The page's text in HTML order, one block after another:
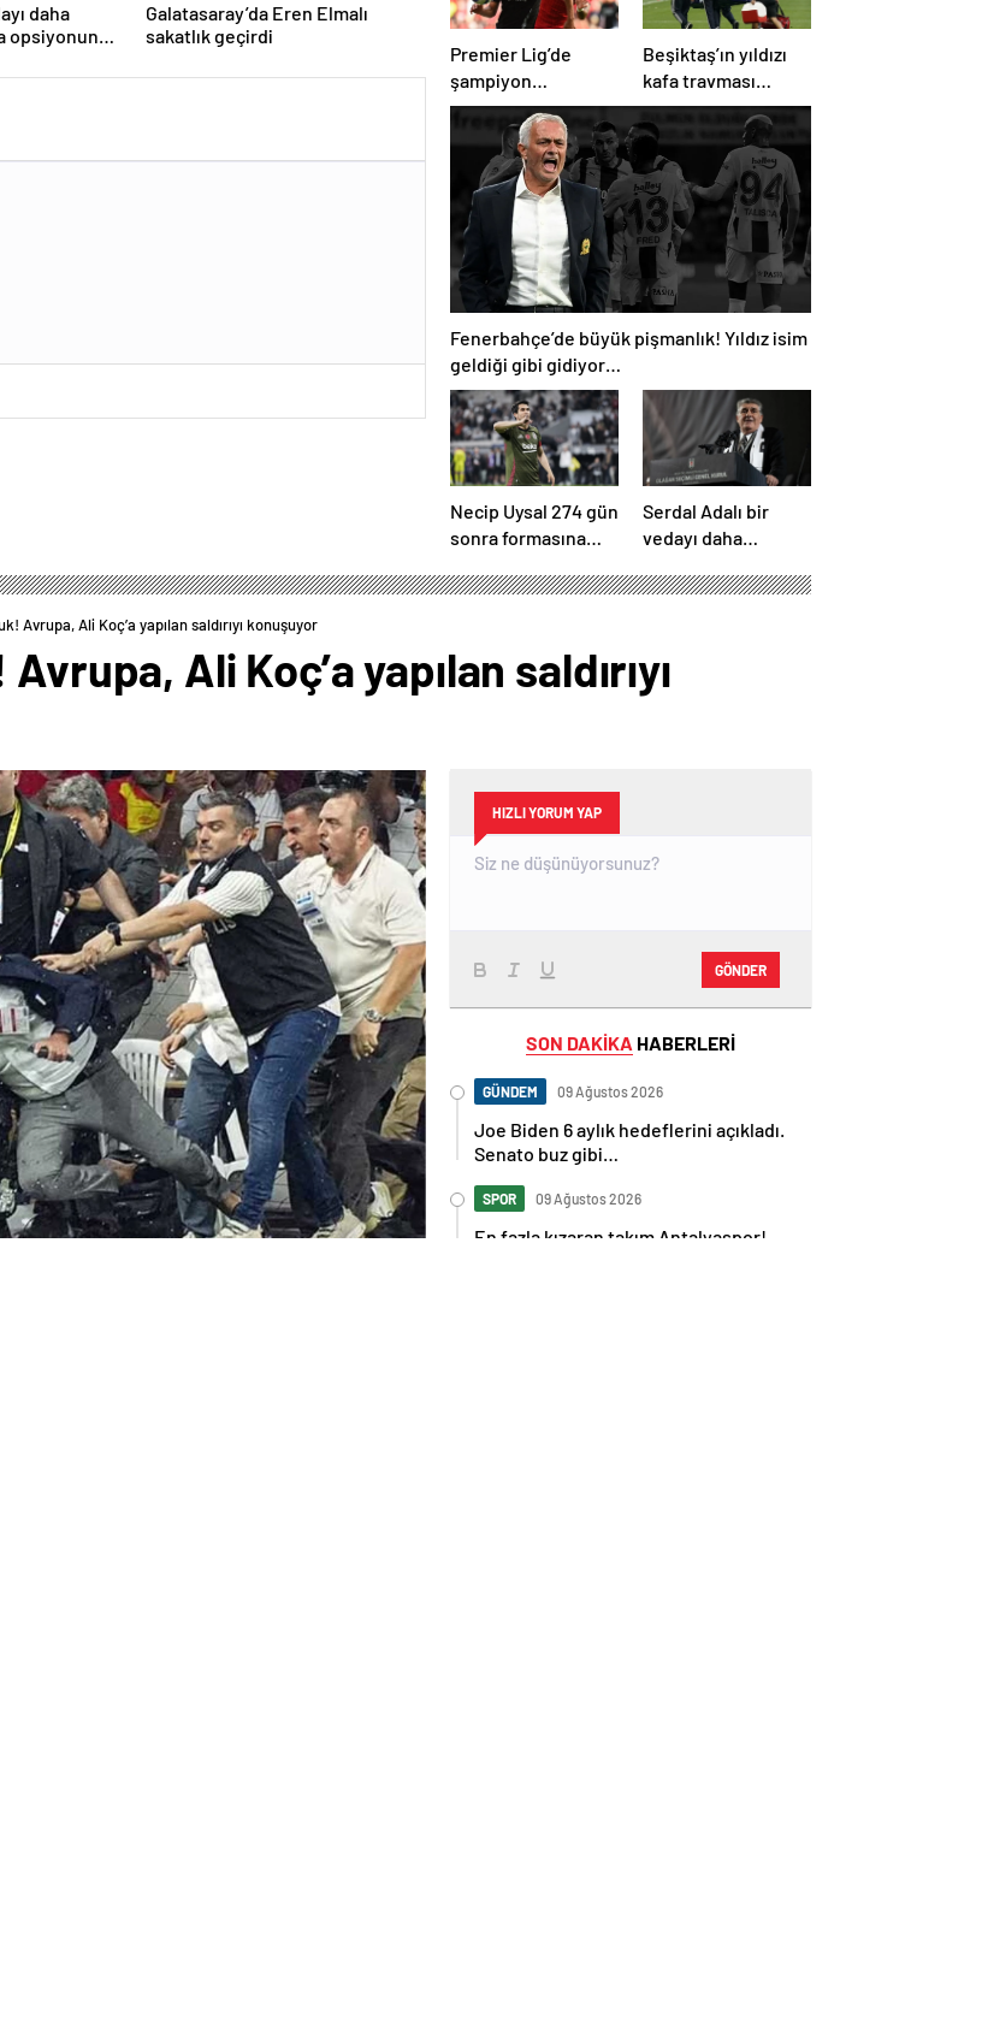
daha
opsiyonunu
Galatasaray’da Eren Elmalı
sakatlık geçirdi
Premier Lig’de
şampiyon
Liverpool, 10 kişi
kalan Arsenal’e
takıldı
Beşiktaş’ın yıldızı
kafa travması
geçirdi!
Beşiktaş’tan
açıklama geldi…
Fenerbahçe’de büyük pişmanlık! Yıldız isim
geldiği gibi gidiyor…
Necip Uysal 274 gün
sonra formasına
Serdal Adalı bir
vedayı daha
opsiyonunu
Avrupa, Ali Koç’a yapılan saldırıyı konuşuyor
Ali Koç’a yapılan saldırıyı
HIZLI YORUM YAP
GÖNDER
SON DAKİKA HABERLERİ
GÜNDEM 09 Ağustos 2026
Joe Biden 6 aylık hedeflerini açıkladı.
Senato buz gibi…
SPOR 09 Ağustos 2026
En fazla kızaran takım Antalyaspor!